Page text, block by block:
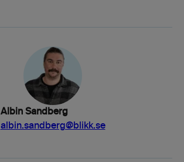
Albin Sandberg
albin.sandberg@blikk.se